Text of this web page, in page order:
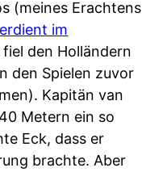
(meines Erachtens
im
den Holländern
den Spielen zuvor
Kapitän van
Metern ein so
Eck, dass er
brachte. Aber